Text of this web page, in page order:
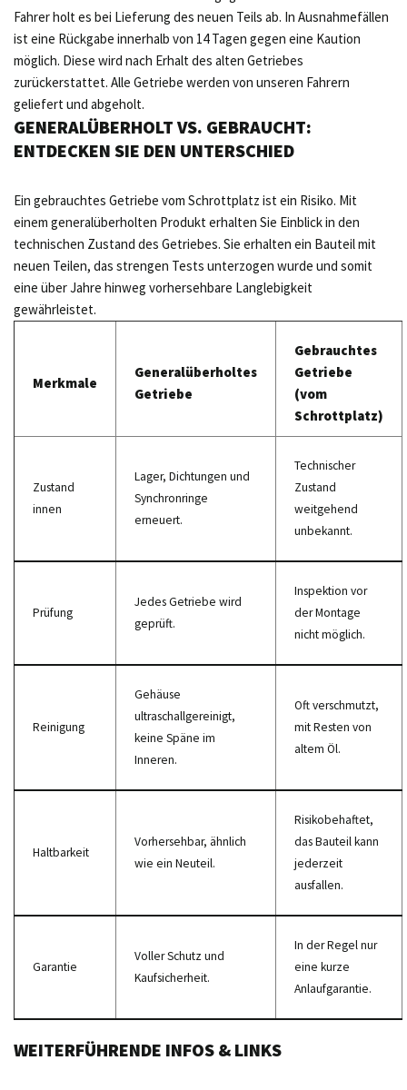
Fahrer holt es bei Lieferung des neuen Teils ab. In Ausnahmefällen
ist eine Rückgabe innerhalb von 14 Tagen gegen eine Kaution
möglich. Diese wird nach Erhalt des alten Getriebes
zurückerstattet. Alle Getriebe werden von unseren Fahrern
geliefert und abgeholt.
GENERALÜBERHOLT VS. GEBRAUCHT:
ENTDECKEN SIE DEN UNTERSCHIED
Ein gebrauchtes Getriebe vom Schrottplatz ist ein Risiko. Mit
einem generalüberholten Produkt erhalten Sie Einblick in den
technischen Zustand des Getriebes. Sie erhalten ein Bauteil mit
neuen Teilen, das strengen Tests unterzogen wurde und somit
eine über Jahre hinweg vorhersehbare Langlebigkeit
gewährleistet.
Merkmale
Generalüberholtes
Getriebe
Gebrauchtes
Getriebe
(vom
Schrottplatz)
Zustand
innen
Lager, Dichtungen und
Synchronringe
erneuert.
Technischer
Zustand
weitgehend
unbekannt.
Prüfung
Jedes Getriebe wird
geprüft.
Inspektion vor
der Montage
nicht möglich.
Reinigung
Gehäuse
ultraschallgereinigt,
keine Späne im
Inneren.
Oft verschmutzt,
mit Resten von
altem Öl.
Haltbarkeit
Vorhersehbar, ähnlich
wie ein Neuteil.
Risikobehaftet,
das Bauteil kann
jederzeit
ausfallen.
Garantie
Voller Schutz und
Kaufsicherheit.
In der Regel nur
eine kurze
Anlaufgarantie.
WEITERFÜHRENDE INFOS & LINKS